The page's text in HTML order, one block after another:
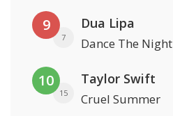
9
7
Dua Lipa
Dance The Night
10
15
Taylor Swift
Cruel Summer